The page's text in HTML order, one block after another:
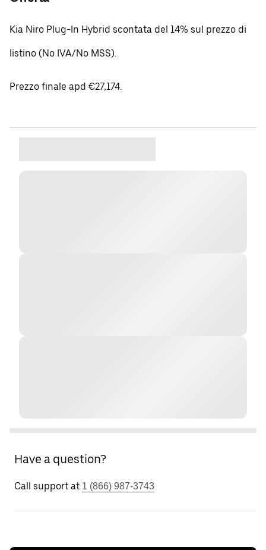
Kia Niro Plug-In Hybrid scontata del 14% sul prezzo di
listino (No IVA/No MSS).
Prezzo finale apd €27,174.
Have a question?
Call support at 1 (866) 987-3743